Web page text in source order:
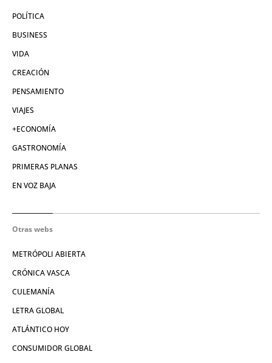
POLÍTICA
BUSINESS
VIDA
CREACIÓN
PENSAMIENTO
VIAJES
+ECONOMÍA
GASTRONOMÍA
PRIMERAS PLANAS
EN VOZ BAJA
Otras webs
METRÓPOLI ABIERTA
CRÓNICA VASCA
CULEMANÍA
LETRA GLOBAL
ATLÁNTICO HOY
CONSUMIDOR GLOBAL